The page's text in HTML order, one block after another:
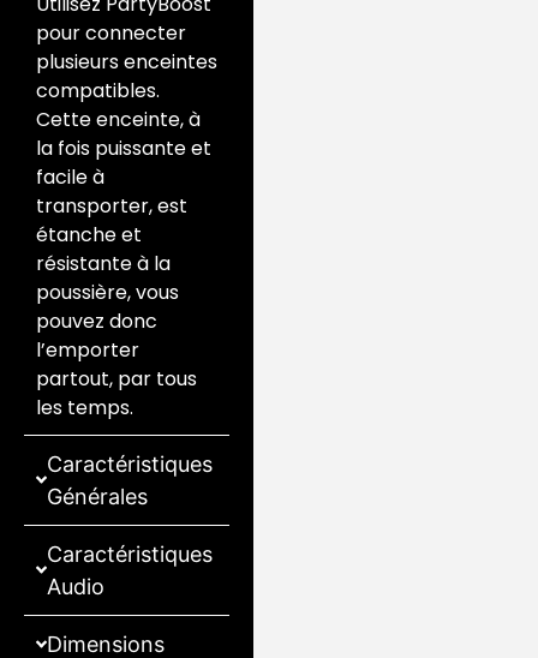
pour connecter
plusieurs enceintes
compatibles.
Cette enceinte, à
la fois puissante et
facile à
transporter, est
étanche et
résistante à la
poussière, vous
pouvez donc
l’emporter
partout, par tous
les temps.
Caractéristiques
Générales
Caractéristiques
Audio
Dimensions